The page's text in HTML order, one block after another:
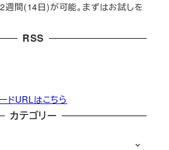
週間(14日)が可能。まずはお試しを
RSS
ドURLはこちら
カテゴリー